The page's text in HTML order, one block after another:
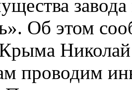
Об этом
Крыма
проводим